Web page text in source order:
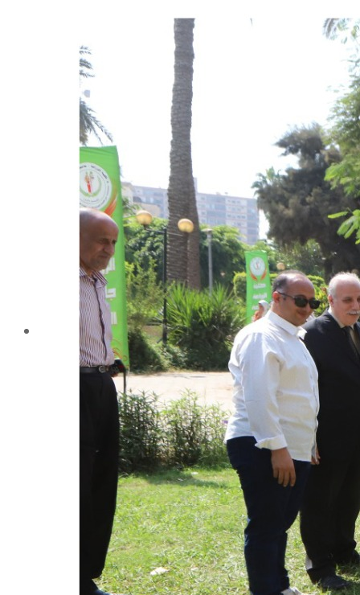
الإدارة
كلمة عميد الكلية
رؤساء الأقسام العلمية
الهيكل التنظيمى
نبذة تاريخية
تاريخ الكلية
الإدارة الحالية
الخطة الإستراتجية و التنفيذية
ميثاق الأخلاقيات
بحوث فى حقوق الملكية الفكرية
إستراتجية التعليم والتعلم
البريد الإلكترونى لإدارات و مراكز الكلية
خريطة الكلية